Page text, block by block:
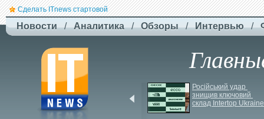
Сделать ITnews стартовой
Новости / Аналитика / Обзоры / Интервью /
плату за ручну поклажу
Російський удар
знищив ключовий
склад Intertop Ukraine